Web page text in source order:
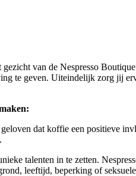
van de Nespresso
te geven. Uiteindelijk zorg jij
dat koffie een positieve
talenten in te zetten.
leeftijd, beperking of